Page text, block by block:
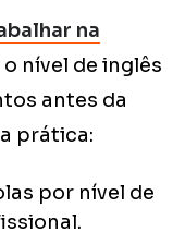
na
o nível de inglês
antes da
prática:
por nível de